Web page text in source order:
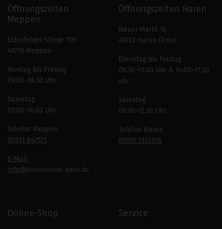
Öffnungszeiten
Meppen
Esterfelder Stiege 119
49716 Meppen
Montag bis Freitag
09.00–18.30 Uhr
Samstag
09.00–16.00 Uhr
Telefon Meppen
05931 847571
E-Mail
info@huelsmann-wein.de
Öffnungszeiten Haren
Neuer Markt 16
49733 Haren (Ems)
Dienstag bis Freitag
09.30–13.00 Uhr & 14.00–17.30
uhr
Samstag
09.30–12.30 Uhr
Telefon Haren
05932 7333916
Online-Shop Service